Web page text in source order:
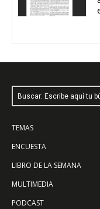
Buscar: Escribe aquí tu
TEMAS
ENCUESTA
LIBRO DE LA SEMANA
MULTIMEDIA
PODCAST